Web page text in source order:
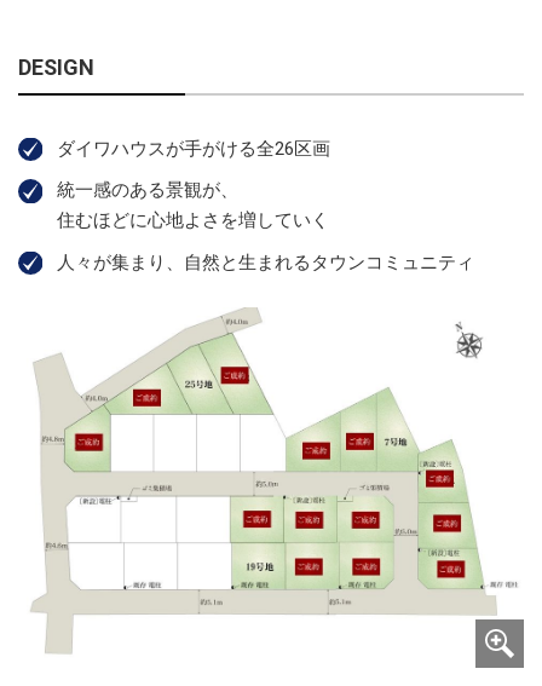
DESIGN
ダイワハウスが手がける全26区画
統一感のある景観が、
住むほどに心地よさを増していく
人々が集まり、自然と生まれるタウンコミュニティ